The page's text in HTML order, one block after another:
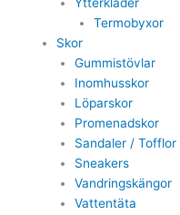
Termobyxor
Skor
Gummistövlar
Inomhusskor
Löparskor
Promenadskor
Sandaler / Tofflor
Sneakers
Vandringskängor
Vattentäta